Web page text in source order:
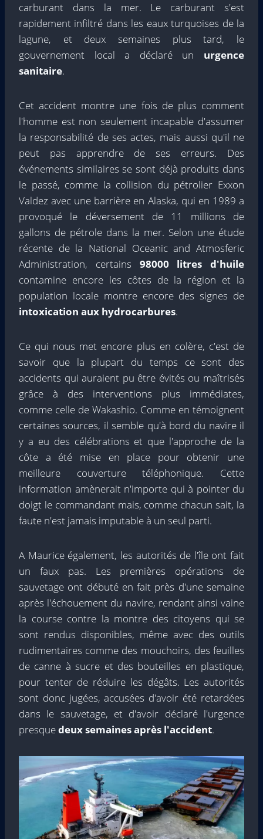
carburant dans la mer. Le carburant s'est
rapidement infiltré dans les eaux turquoises de la
lagune, et deux semaines plus tard, le
gouvernement local a déclaré un urgence
sanitaire.
Cet accident montre une fois de plus comment
l'homme est non seulement incapable d'assumer
la responsabilité de ses actes, mais aussi qu'il ne
peut pas apprendre de ses erreurs. Des
événements similaires se sont déjà produits dans
le passé, comme la collision du pétrolier Exxon
Valdez avec une barrière en Alaska, qui en 1989 a
provoqué le déversement de 11 millions de
gallons de pétrole dans la mer. Selon une étude
récente de la National Oceanic and Atmosferic
Administration, certains 98000 litres d'huile
contamine encore les côtes de la région et la
population locale montre encore des signes de
intoxication aux hydrocarbures.
Ce qui nous met encore plus en colère, c'est de
savoir que la plupart du temps ce sont des
accidents qui auraient pu être évités ou maîtrisés
grâce à des interventions plus immédiates,
comme celle de Wakashio. Comme en témoignent
certaines sources, il semble qu'à bord du navire il
y a eu des célébrations et que l'approche de la
côte a été mise en place pour obtenir une
meilleure couverture téléphonique. Cette
information amènerait n'importe qui à pointer du
doigt le commandant mais, comme chacun sait, la
faute n'est jamais imputable à un seul parti.
A Maurice également, les autorités de l'île ont fait
un faux pas. Les premières opérations de
sauvetage ont débuté en fait près d'une semaine
après l'échouement du navire, rendant ainsi vaine
la course contre la montre des citoyens qui se
sont rendus disponibles, même avec des outils
rudimentaires comme des mouchoirs, des feuilles
de canne à sucre et des bouteilles en plastique,
pour tenter de réduire les dégâts. Les autorités
sont donc jugées, accusées d'avoir été retardées
dans le sauvetage, et d'avoir déclaré l'urgence
presquedeux semaines après l'accident.